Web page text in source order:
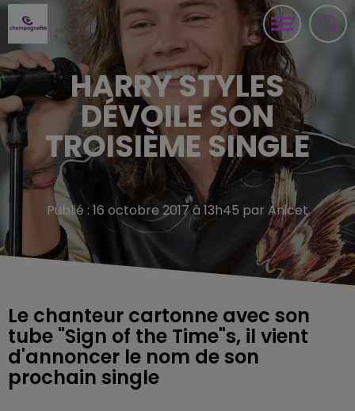
HARRY STYLES
DÉVOILE SON
TROISIÈME SINGLE
Publié : 16 octobre 2017 à 13h45 par Anicet
Le chanteur cartonne avec son
tube "Sign of the Time"s, il vient
d'annoncer le nom de son
prochain single